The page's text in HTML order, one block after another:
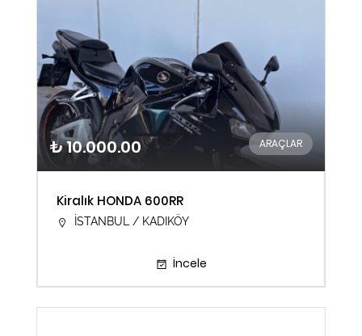
₺ 10.000.00 ARAÇLAR
Kiralık HONDA 600RR
İSTANBUL / KADIKÖY
İncele